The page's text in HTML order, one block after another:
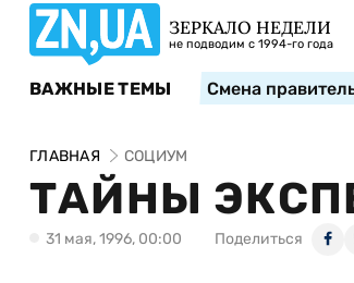
ЗЕРКАЛО НЕДЕЛИ
не подводим с 1994-го года
ВАЖНЫЕ ТЕМЫ Смена
ГЛАВНАЯ СОЦИУМ
ТАЙНЫ
31 мая, 1996, 00:00 Поделиться